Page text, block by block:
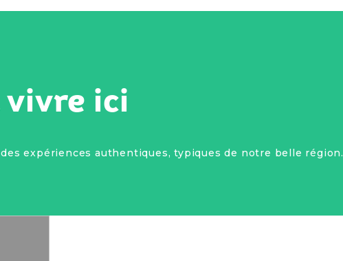
vivre ici
expériences authentiques, typiques de notre belle région.